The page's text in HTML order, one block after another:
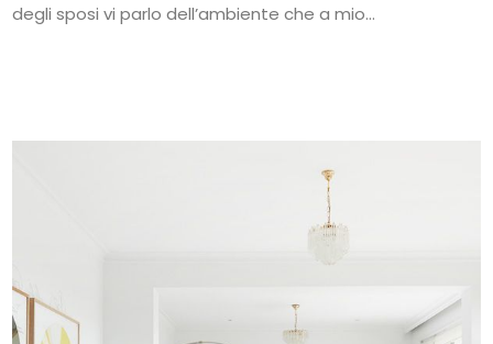
degli sposi vi parlo dell’ambiente che a mio...